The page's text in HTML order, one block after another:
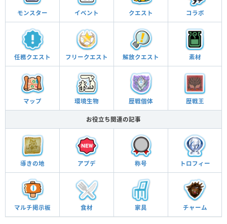
モンスター イベント クエスト コラボ
任務クエスト フリークエスト 解放クエスト 素材
マップ 環境生物 歴戦個体 歴戦王
お役立ち関連の記事
導きの地 アプデ 称号 トロフィー
マルチ掲示板 食材 家具 チャーム